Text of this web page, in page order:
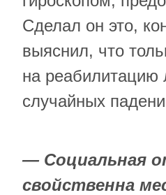
Сделал он это,
выяснил, что
на реабилитацию
случайных
— Социальная
свойственна